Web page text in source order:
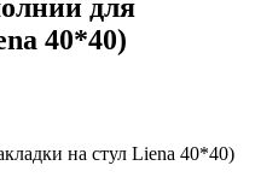
для
40*40)
на стул Liena 40*40)